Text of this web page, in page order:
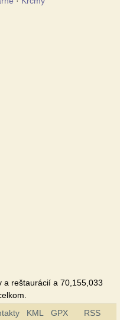
a reštaurácií a 70,155,033
KML GPX RSS